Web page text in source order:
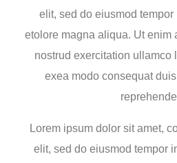
elit, sed do eiusmod
etolore magna aliqua. Ut enim
nostrud exercitation ullamco
exea modo consequat
Lorem ipsum dolor sit amet,
elit, sed do eiusmod tempor